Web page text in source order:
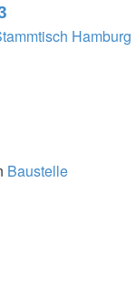
Hamburg
Baustelle